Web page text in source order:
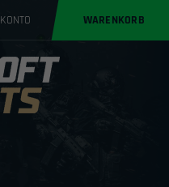
KONTO WARENKORB